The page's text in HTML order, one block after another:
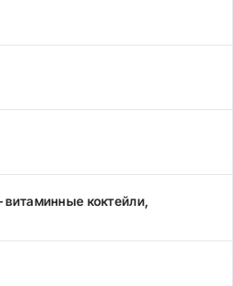
коктейли,